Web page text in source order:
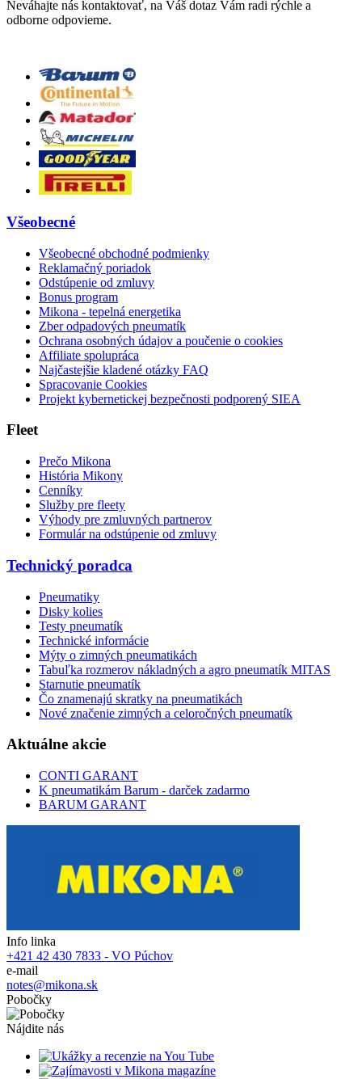
Neváhajte nás kontaktovať, na Váš dotaz Vám radi rýchle a
odborne odpovieme.
Všeobecné
Všeobecné obchodné podmienky
Reklamačný poriadok
Odstúpenie od zmluvy
Bonus program
Mikona - tepelná energetika
Zber odpadových pneumatík
Ochrana osobných údajov a poučenie o cookies
Affiliate spolupráca
Najčastejšie kladené otázky FAQ
Spracovanie Cookies
Projekt kybernetickej bezpečnosti podporený SIEA
Fleet
Prečo Mikona
História Mikony
Cenníky
Služby pre fleety
Výhody pre zmluvných partnerov
Formulár na odstúpenie od zmluvy
Technický poradca
Pneumatiky
Disky kolies
Testy pneumatík
Technické informácie
Mýty o zimných pneumatikách
Tabuľka rozmerov nákladných a agro pneumatík MITAS
Starnutie pneumatík
Čo znamenajú skratky na pneumatikách
Nové značenie zimných a celoročných pneumatík
Aktuálne akcie
CONTI GARANT
K pneumatikám Barum - darček zadarmo
BARUM GARANT
Info linka
+421 42 430 7833 - VO Púchov
e-mail
notes@mikona.sk
Pobočky
Nájdite nás